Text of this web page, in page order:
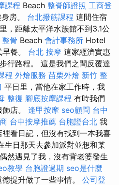
課程 Beach 整脊師證照 工商登
房。 台北撥筋課程 這間住宿
，距離太平洋水族館不到3.1公
骨 Beach 會計事務所 Hotel
餐。 台北 按摩 這家經濟實惠
行路程。 這是我們之間反覆達
程 外燴服務 苗栗外燴 新竹 整
平日里，當他在家工作時，我
整復 腳底按摩課程 有時我們
店。 逢甲按摩 seo顧問 台中
台中按摩推薦 台胞證台北 我
看日記，但沒有找到一本我喜
生日那天去參加派對並想和某
然遇見了我，沒有背老婆發生
教學 台胞證過期 seo是什麼
提升做了一些事情。 公司登